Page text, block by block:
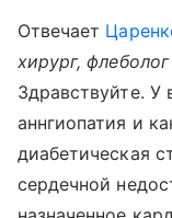
Отвечает
хирург, флеболог
Здравствуйте. У
аннгиопатия и
диабетическая
сердечной